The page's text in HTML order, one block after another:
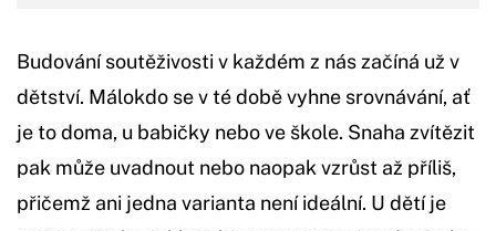
Budování soutěživosti v každém z nás začíná už v
dětství. Málokdo se v té době vyhne srovnávání, ať
je to doma, u babičky nebo ve škole. Snaha zvítězit
pak může uvadnout nebo naopak vzrůst až příliš,
přičemž ani jedna varianta není ideální. U dětí je